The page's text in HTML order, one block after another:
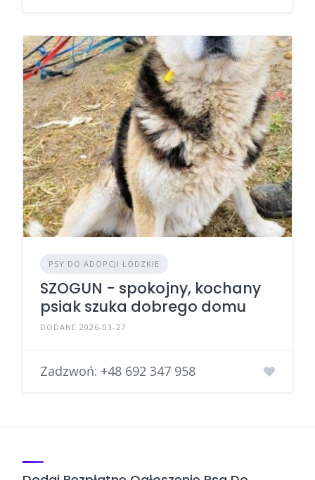
PSY DO ADOPCJI ŁÓDZKIE
SZOGUN - spokojny, kochany
psiak szuka dobrego domu
DODANE 2026-03-27
Zadzwoń: +48 692 347 958